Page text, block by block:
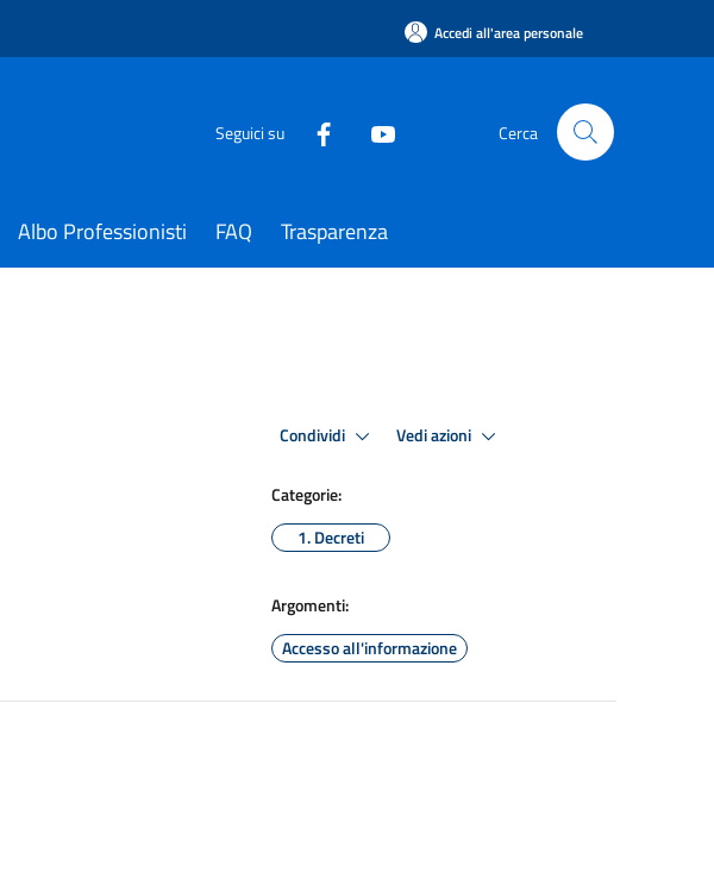
Accedi all'area personale
Seguici su Cerca
Albo Professionisti FAQ Trasparenza
Condividi Vedi azioni
Categorie:
1. Decreti
Argomenti:
Accesso all'informazione